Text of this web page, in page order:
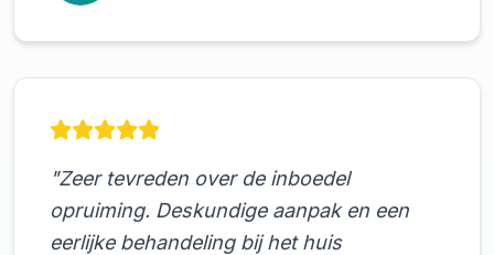
"Zeer tevreden over de inboedel
opruiming. Deskundige aanpak en een
eerlijke behandeling bij het huis